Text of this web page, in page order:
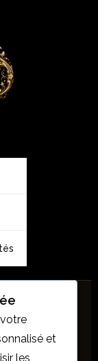
anciens et
bronzes,
décoratifs.
et
les